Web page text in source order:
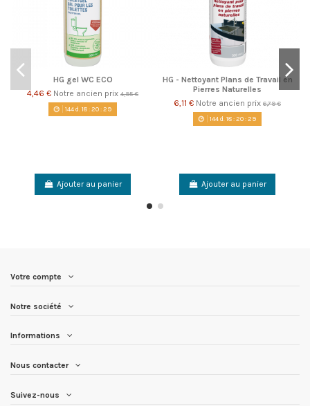
HG gel WC ECO
4,46 € Notre ancien prix 4,95 €
144d. 18:20:29
Ajouter au panier
HG - Nettoyant Plans de Travail en
Pierres Naturelles
6,11 € Notre ancien prix 6,79 €
144d. 18:20:29
Ajouter au panier
Votre compte
Notre société
Informations
Nous contacter
Suivez-nous